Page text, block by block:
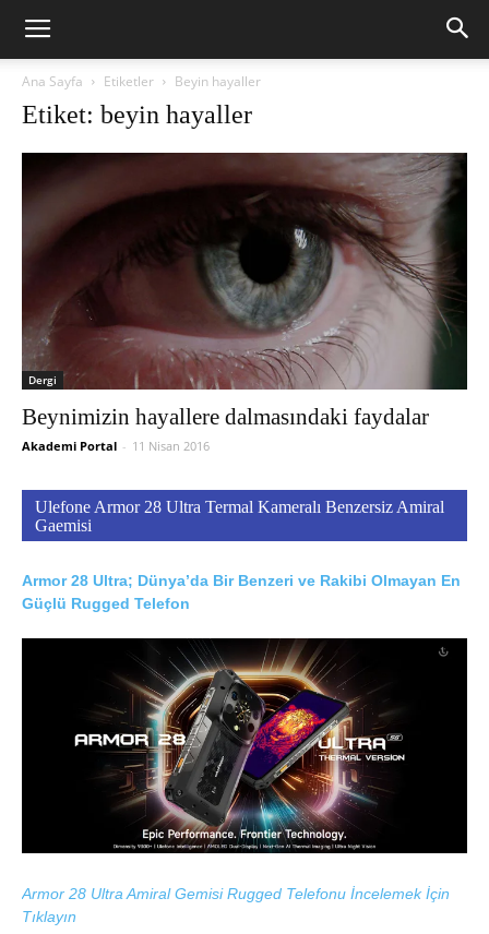
Ana Sayfa Etiketler Beyin hayaller
Etiket: beyin hayaller
Dergi
Beynimizin hayallere dalmasındaki faydalar
Akademi Portal - 11 Nisan 2016
Ulefone Armor 28 Ultra Termal Kameralı Benzersiz Amiral
Gaemisi
Armor 28 Ultra; Dünya’da Bir Benzeri ve Rakibi Olmayan En
Güçlü Rugged Telefon
Armor 28 Ultra Amiral Gemisi Rugged Telefonu İncelemek İçin
Tıklayın